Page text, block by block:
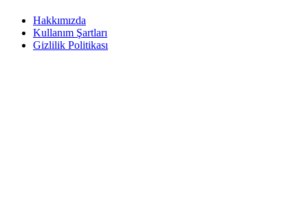
Hakkımızda
Kullanım Şartları
Gizlilik Politikası